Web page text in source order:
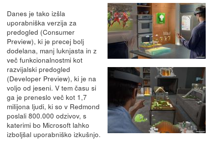
Danes je tako izšla
uporabniška verzija za
predogled (Consumer
Preview), ki je precej bolj
dodelana, manj luknjasta in z
več funkcionalnostmi kot
razvijalski predogled
(Developer Preview), ki je na
voljo od jeseni. V tem času si
ga je preneslo več kot 1,7
milijona ljudi, ki so v Redmond
poslali 800.000 odzivov, s
katerimi bo Microsoft lahko
izboljšal uporabniško izkušnjo.